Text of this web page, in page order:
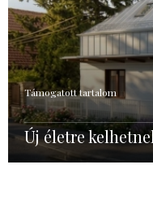
Támogatott tartalom
Új életre